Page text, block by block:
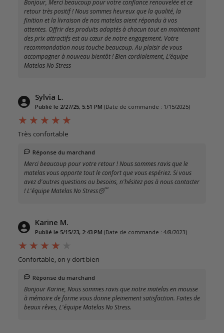
Bonjour, Merci beaucoup pour votre confiance renouvelée et ce
retour très positif ! Nous sommes heureux que la qualité, la
finition et la livraison de nos matelas aient répondu à vos
attentes. Offrir des produits adaptés à chacun tout en maintenant
des prix attractifs est au cœur de notre engagement. Votre
recommandation nous touche beaucoup. Au plaisir de vous
accompagner à nouveau bientôt ! Bien cordialement, L’équipe
Matelas No Stress
Sylvia L.
Publié le 2/27/25, 5:51 PM (Date de commande : 1/15/2025)
Très confortable
Réponse du marchand
Merci beaucoup pour votre retour ! Nous sommes ravis que le
matelas vous apporte tout le confort que vous espériez. Si vous
avez d'autres questions ou besoins, n'hésitez pas à nous contacter
! L'équipe Matelas No Stress😴
Karine M.
Publié le 5/15/23, 2:43 PM (Date de commande : 4/8/2023)
Confortable, on y dort bien
Réponse du marchand
Bonjour Karine, Nous sommes ravis que notre matelas en mousse
à mémoire de forme vous donne pleinement satisfaction. Faites de
beaux rêves, L'équipe Matelas No Stress.